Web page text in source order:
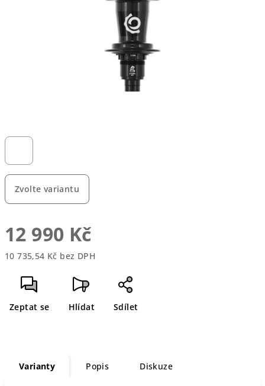
Zvolte variantu
12 990 Kč
10 735,54 Kč bez DPH
cena:
Zeptat se Hlídat Sdílet
Varianty Popis Diskuze